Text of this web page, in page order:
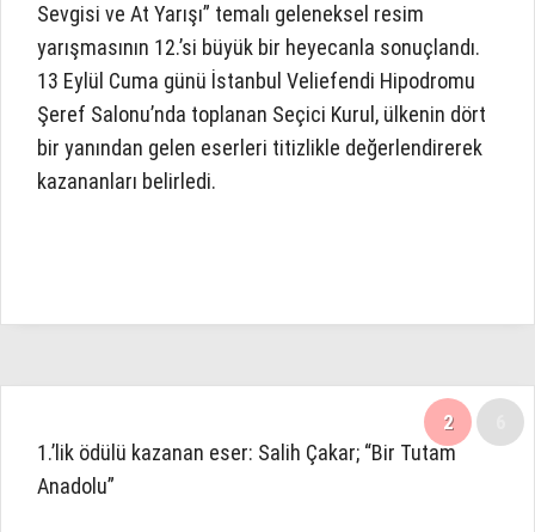
Sevgisi ve At Yarışı” temalı geleneksel resim
yarışmasının 12.’si büyük bir heyecanla sonuçlandı.
13 Eylül Cuma günü İstanbul Veliefendi Hipodromu
Şeref Salonu’nda toplanan Seçici Kurul, ülkenin dört
bir yanından gelen eserleri titizlikle değerlendirerek
kazananları belirledi.
2
1.’lik ödülü kazanan eser: Salih Çakar; “Bir Tutam
Anadolu”